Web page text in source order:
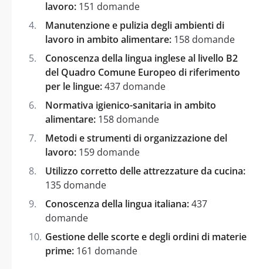
lavoro: 151 domande
Manutenzione e pulizia degli ambienti di
lavoro in ambito alimentare: 158 domande
Conoscenza della lingua inglese al livello B2
del Quadro Comune Europeo di riferimento
per le lingue:437 domande
Normativa igienico-sanitaria in ambito
alimentare: 158 domande
Metodi e strumenti di organizzazione del
lavoro: 159 domande
Utilizzo corretto delle attrezzature da cucina:
135 domande
Conoscenza della lingua italiana:437
domande
Gestione delle scorte e degli ordini di materie
prime: 161 domande